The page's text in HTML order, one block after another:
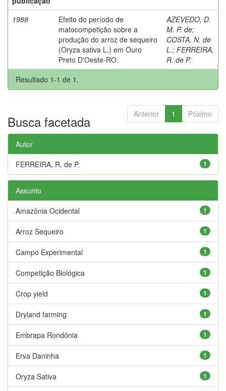
1988
Efeito do período de
matocompetição sobre a
produção do arroz de sequeiro
(Oryza sativa L.) em Ouro
Preto D'Oeste-RO.
AZEVEDO, D.
M. P. de;
COSTA, N. de
L.; FERREIRA,
R. de P.
Resultado 1-1 de 1.
Anterior 1 Póximo
Busca facetada
Autor
1
FERREIRA, R. de P.
Assunto
1
Amazônia Ocidental
1
Arroz Sequeiro
1
Campo Experimental
1
Competição Biológica
1
Crop yield
1
Dryland farming
1
Embrapa Rondônia
1
Erva Daninha
1
Oryza Sativa